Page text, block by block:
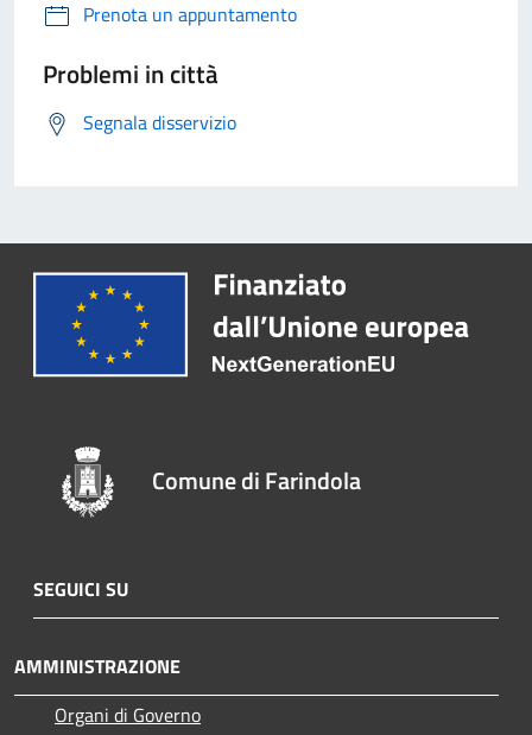
Prenota un appuntamento
Problemi in città
Segnala disservizio
Comune di Farindola
SEGUICI SU
AMMINISTRAZIONE
Organi di Governo